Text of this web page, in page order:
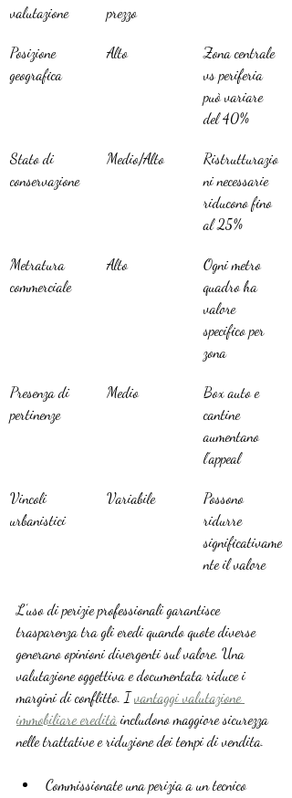
valutazione
prezzo
Posizione
geografica
Alto
Zona centrale
vs periferia
può variare
del 40%
Stato di
conservazione
Medio/Alto
Ristrutturazio
ni necessarie
riducono fino
al 25%
Metratura
commerciale
Alto
Ogni metro
quadro ha
valore
specifico per
zona
Presenza di
pertinenze
Medio
Box auto e
cantine
aumentano
l’appeal
Vincoli
urbanistici
Variabile
Possono
ridurre
significativame
nte il valore
L’uso di perizie professionali garantisce
trasparenza tra gli eredi quando quote diverse
generano opinioni divergenti sul valore. Una
valutazione oggettiva e documentata riduce i
margini di conflitto. I vantaggi valutazione
immobiliare eredità includono maggiore sicurezza
nelle trattative e riduzione dei tempi di vendita.
Commissionate una perizia a un tecnico